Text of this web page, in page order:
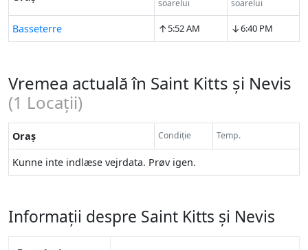
soarelui
soarelui
Basseterre ↑5:52 AM ↓6:40 PM
Vremea actuală în Saint Kitts și Nevis
(1 Locații)
Oraș Condiție Temp.
Kunne inte indlæse vejrdata. Prøv igen.
Informații despre Saint Kitts și Nevis